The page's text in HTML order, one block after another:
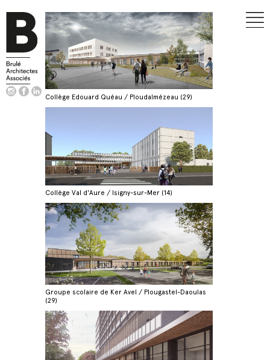
Collège Edouard Quéau / Ploudalmézeau (29)
Collège Val d'Aure / Isigny-sur-Mer (14)
Groupe scolaire de Ker Avel / Plougastel-Daoulas
(29)